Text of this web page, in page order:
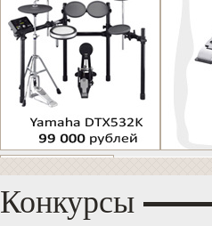
Конкурсы
Конкурсы